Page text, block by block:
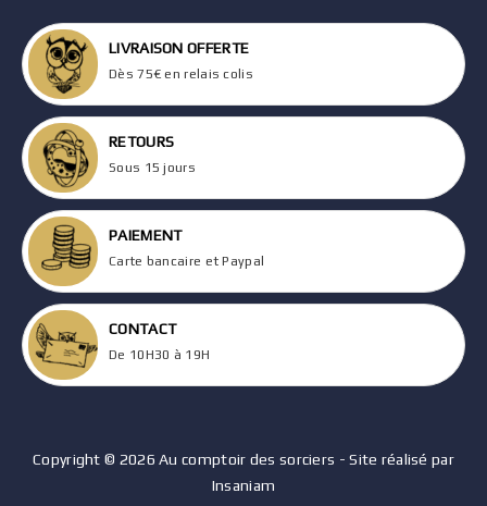
LIVRAISON OFFERTE
Dès 75€ en relais colis
RETOURS
Sous 15 jours
PAIEMENT
Carte bancaire et Paypal
CONTACT
De 10H30 à 19H
Copyright © 2026 Au comptoir des sorciers - Site réalisé par
Insaniam